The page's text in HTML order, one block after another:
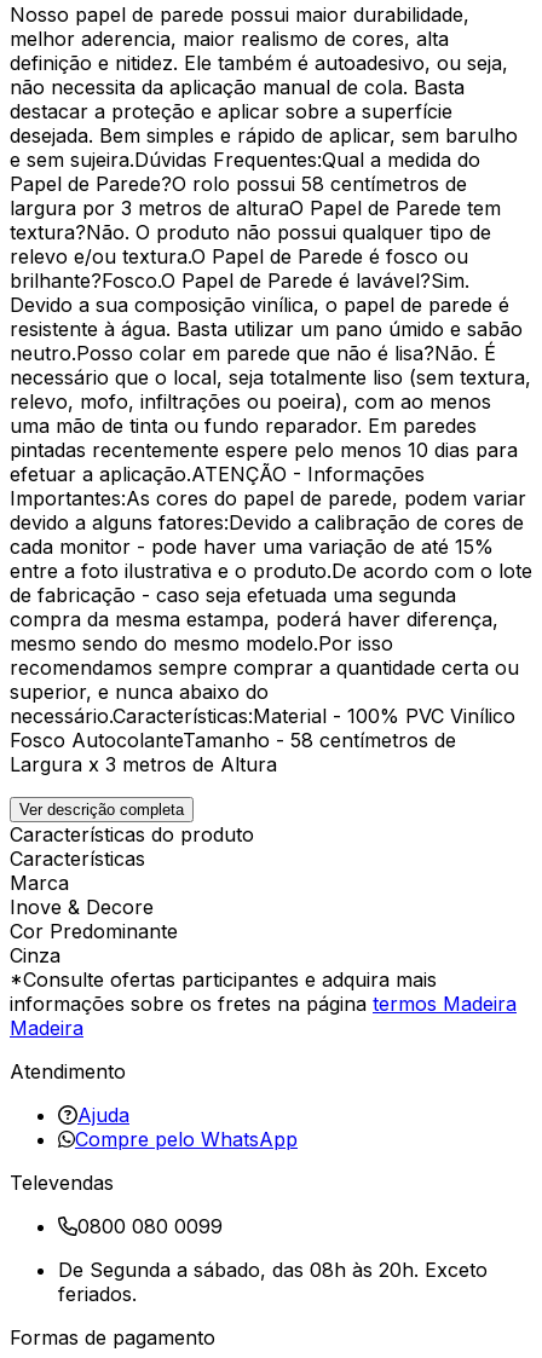
Nosso papel de parede possui maior durabilidade,
melhor aderencia, maior realismo de cores, alta
definição e nitidez. Ele também é autoadesivo, ou seja,
não necessita da aplicação manual de cola. Basta
destacar a proteção e aplicar sobre a superfície
desejada. Bem simples e rápido de aplicar, sem barulho
e sem sujeira.Dúvidas Frequentes:Qual a medida do
Papel de Parede?O rolo possui 58 centímetros de
largura por 3 metros de alturaO Papel de Parede tem
textura?Não. O produto não possui qualquer tipo de
relevo e/ou textura.O Papel de Parede é fosco ou
brilhante?Fosco.O Papel de Parede é lavável?Sim.
Devido a sua composição vinílica, o papel de parede é
resistente à água. Basta utilizar um pano úmido e sabão
neutro.Posso colar em parede que não é lisa?Não. É
necessário que o local, seja totalmente liso (sem textura,
relevo, mofo, infiltrações ou poeira), com ao menos
uma mão de tinta ou fundo reparador. Em paredes
pintadas recentemente espere pelo menos 10 dias para
efetuar a aplicação.ATENÇÃO - Informações
Importantes:As cores do papel de parede, podem variar
devido a alguns fatores:Devido a calibração de cores de
cada monitor - pode haver uma variação de até 15%
entre a foto ilustrativa e o produto.De acordo com o lote
de fabricação - caso seja efetuada uma segunda
compra da mesma estampa, poderá haver diferença,
mesmo sendo do mesmo modelo.Por isso
recomendamos sempre comprar a quantidade certa ou
superior, e nunca abaixo do
necessário.Características:Material - 100% PVC Vinílico
Fosco AutocolanteTamanho - 58 centímetros de
Largura x 3 metros de Altura
Ver descrição completa
Características do produto
Características
Marca
Inove & Decore
Cor Predominante
Cinza
*Consulte ofertas participantes e adquira mais
informações sobre os fretes na página termos Madeira
Madeira
Atendimento
Ajuda
Compre pelo WhatsApp
Televendas
0800 080 0099
De Segunda a sábado, das 08h às 20h. Exceto
feriados.
Formas de pagamento